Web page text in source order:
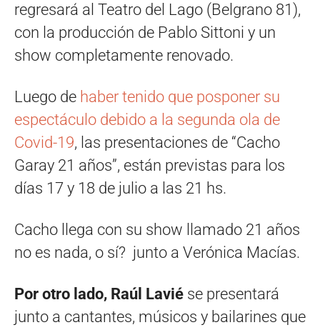
regresará al Teatro del Lago (Belgrano 81),
con la producción de Pablo Sittoni y un
show completamente renovado.
Luego de haber tenido que posponer su
espectáculo debido a la segunda ola de
Covid-19, las presentaciones de “Cacho
Garay 21 años”, están previstas para los
días 17 y 18 de julio a las 21 hs.
Cacho llega con su show llamado 21 años
no es nada, o sí? junto a Verónica Macías.
Por otro lado, Raúl Lavié se presentará
junto a cantantes, músicos y bailarines que